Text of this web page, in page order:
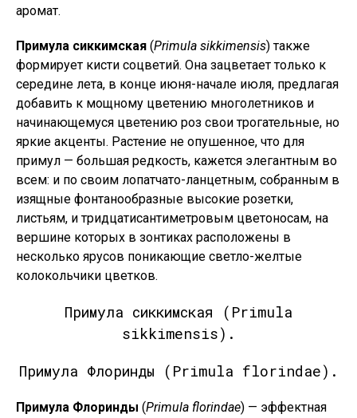
аромат.
Примула сиккимская (Primula sikkimensis) также
формирует кисти соцветий. Она зацветает только к
середине лета, в конце июня-начале июля, предлагая
добавить к мощному цветению многолетников и
начинающемуся цветению роз свои трогательные, но
яркие акценты. Растение не опушенное, что для
примул — большая редкость, кажется элегантным во
всем: и по своим лопатчато-ланцетным, собранным в
изящные фонтанообразные высокие розетки,
листьям, и тридцатисантиметровым цветоносам, на
вершине которых в зонтиках расположены в
несколько ярусов поникающие светло-желтые
колокольчики цветков.
Примула сиккимская (Primula
sikkimensis).
Примула Флоринды (Primula florindae).
Примула Флоринды (Primula florindae) — эффектная